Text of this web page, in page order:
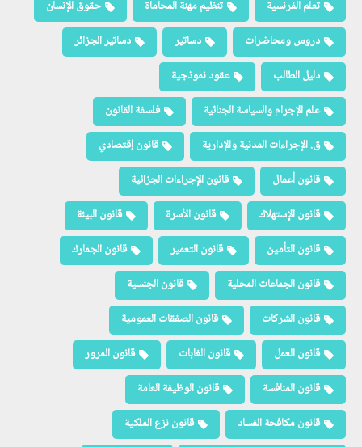
تعلم الفرنسية تنظيم مهنة المحاماة
حقوق الإنسان
دروس ومحاضرات
دساتير
دساتير الجزائر
دليل الطالب
عقود نموذجية
علم الإجرام والسياسة الجنائية
فلسفة القانون
ق. الإجراءات المدنية والإدارية
قانون إقتصادي
قانون أعمال
قانون الإجراءات الجزائية
قانون الإستهلاك
قانون الأسرة
قانون البيئة
قانون التأمين
قانون التعمير
قانون الجمارك
قانون الجماعات المحلية
قانون الجنسية
قانون الشركات
قانون الصفقات العمومية
قانون العمل
قانون الغابات
قانون المرور
قانون المنافسة
قانون الوظيفة العامة
قانون مكافحة الفساد
قانون نزع الملكية